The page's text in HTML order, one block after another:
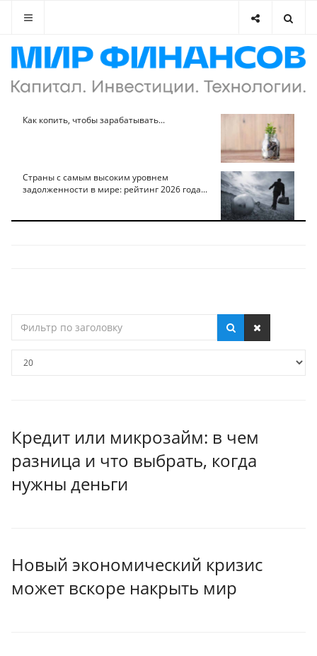
Как копить, чтобы зарабатывать...
Страны с самым высоким уровнем
задолженности в мире: рейтинг 2026 года...
по
Кредит или микрозайм: в чем
разница и что выбрать, когда
нужны деньги
Новый экономический кризис
может вскоре накрыть мир